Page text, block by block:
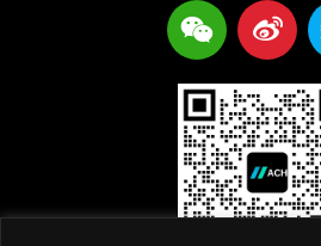
W
e
i
x
i
n
W
e
i
b
o